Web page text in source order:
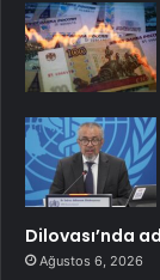
Dilovası’nda
Ağustos 6, 2026